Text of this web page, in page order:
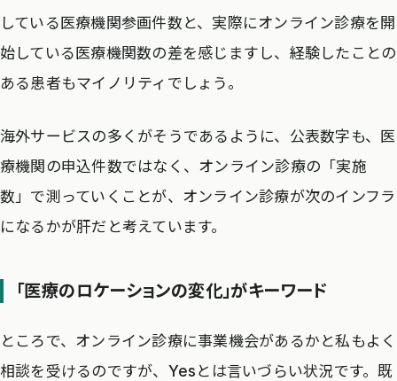
している医療機関参画件数と、実際にオンライン診療を開
始している医療機関数の差を感じますし、経験したことの
ある患者もマイノリティでしょう。
海外サービスの多くがそうであるように、公表数字も、医
療機関の申込件数ではなく、オンライン診療の「実施
数」で測っていくことが、オンライン診療が次のインフラ
になるかが肝だと考えています。
「医療のロケーションの変化」がキーワード
ところで、オンライン診療に事業機会があるかと私もよく
相談を受けるのですが、Yesとは言いづらい状況です。既